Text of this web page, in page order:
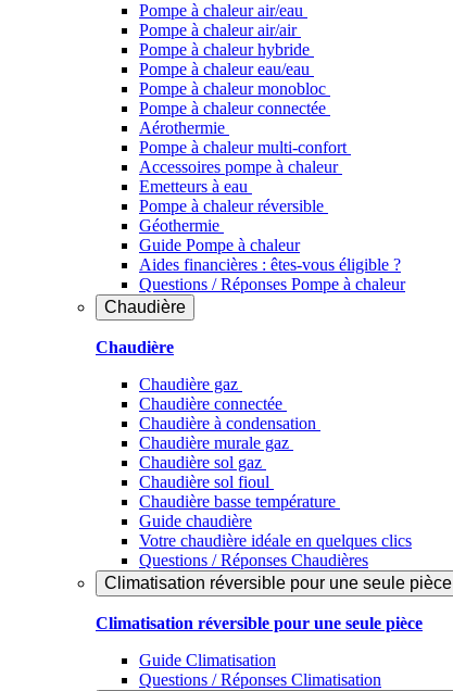
Pompe à chaleur air/eau
Pompe à chaleur air/air
Pompe à chaleur hybride
Pompe à chaleur​ eau/eau
Pompe à chaleur monobloc
Pompe à chaleur connectée
Aérothermie
Pompe à chaleur multi-confort
Accessoires pompe à chaleur
Emetteurs à eau
Pompe à chaleur réversible
Géothermie
Guide Pompe à chaleur
Aides financières : êtes-vous éligible ?
Questions / Réponses Pompe à chaleur
Chaudière
Chaudière
Chaudière gaz
Chaudière connectée
Chaudière à condensation
Chaudière murale gaz
Chaudière sol gaz
Chaudière sol fioul
Chaudière basse température
Guide chaudière
Votre chaudière idéale en quelques clics
Questions / Réponses Chaudières
Climatisation réversible pour une seule pièce
Climatisation réversible pour une seule pièce
Guide Climatisation
Questions / Réponses Climatisation